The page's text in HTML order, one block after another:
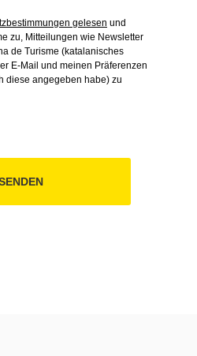
gelesen und
zu, Mitteilungen wie Newsletter
de Turisme (katalanisches
E-Mail und meinen Präferenzen
diese angegeben habe) zu